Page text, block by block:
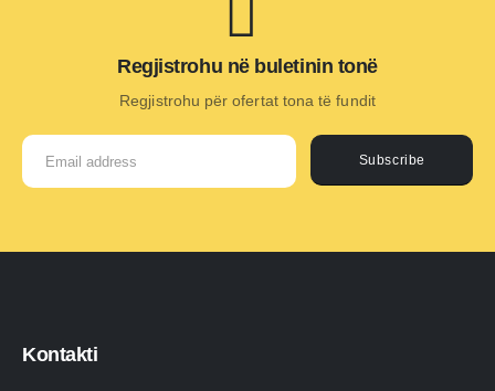
Subscribe
Regjistrohu në buletinin tonë
Regjistrohu për ofertat tona të fundit
Kontakti